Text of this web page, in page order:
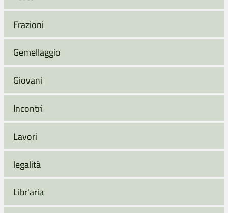
Frazioni
Gemellaggio
Giovani
Incontri
Lavori
legalità
Libr'aria